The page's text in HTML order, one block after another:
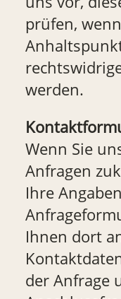
prüfen,
werden.
Wenn Sie
Anfragen
Ihre
Ihnen dort
der Anfrage